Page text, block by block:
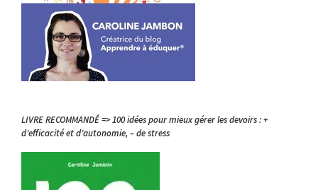
LIVRE RECOMMANDÉ => 100 idées pour mieux gérer les devoirs : +
d’efficacité et d’autonomie, – de stress